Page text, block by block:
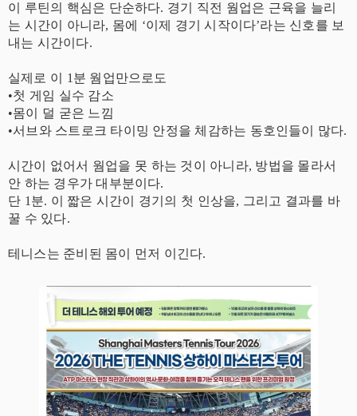
이 루틴의 핵심은 단순하다. 경기 직전 웜업은 근육을 늘리
는 시간이 아니라, 몸에 ‘이제 경기 시작이다’라는 신호를 보
내는 시간이다.
실제로 이 1분 웜업만으로도
•첫 게임 실수 감소
•몸이 덜 굳은 느낌
•서브와 스트로크 타이밍 안정을 체감하는 동호인들이 많다.
시간이 없어서 웜업을 못 하는 것이 아니라, 방법을 몰라서
안 하는 경우가 대부분이다.
단 1분. 이 짧은 시간이 경기의 첫 인상을, 그리고 결과를 바
꿀 수 있다.
테니스는 준비된 몸이 먼저 이긴다.